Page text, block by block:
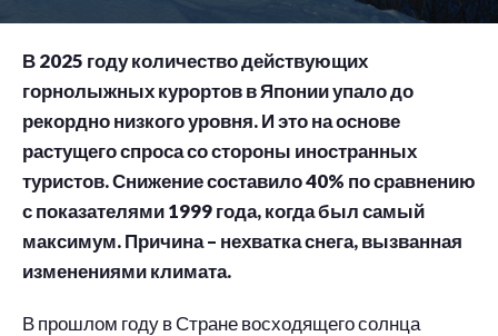
В 2025 году количество действующих
горнолыжных курортов в Японии упало до
рекордно низкого уровня. И это на основе
растущего спроса со стороны иностранных
туристов. Снижение составило 40% по сравнению
с показателями 1999 года, когда был самый
максимум. Причина – нехватка снега, вызванная
изменениями климата.
В прошлом году в Стране восходящего солнца